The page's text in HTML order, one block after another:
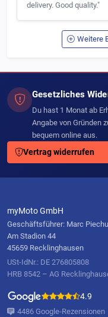
delivery. Good quality."
Weitere
Gesetzliches
Du hast 1 Monat ab
Angabe von Gründen
bequem online aus.
Vertrag widerrufen
myMoto GmbH
Geschäftsführer: Marc
Am Stadion 44
45659 Recklinghausen
USt-IdNr.: DE 276805808
HRB 8542 – AG
4.9
4486 Google-Rezensionen